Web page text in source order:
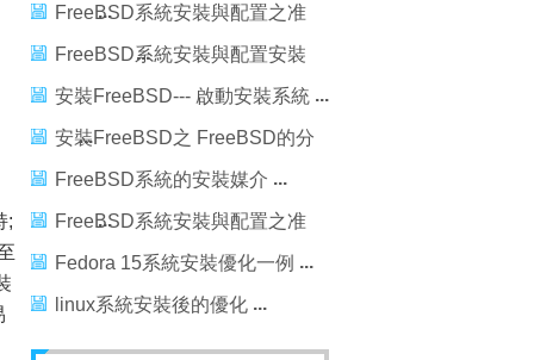
;
(3)
FreeBSD系統安裝與配置之准
備篇
FreeBSD系統安裝與配置安裝
篇（上）
安裝FreeBSD--- 啟動安裝系統
安裝FreeBSD之 FreeBSD的分
區
FreeBSD系統的安裝媒介
FreeBSD系統安裝與配置之准
備篇
Fedora 15系統安裝優化一例
linux系統安裝後的優化